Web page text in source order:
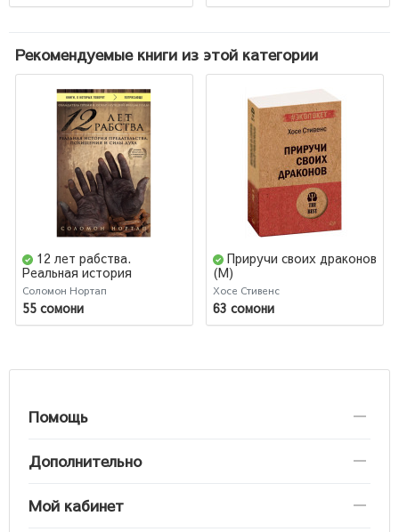
Рекомендуемые книги из этой категории
12 лет рабства.
Реальная история
предательства, похищения
и силы духа (М)
Соломон Нортап
55 сомони
Приручи своих драконов
(М)
Хосе Стивенс
63 сомони
Помощь
Дополнительно
Мой кабинет